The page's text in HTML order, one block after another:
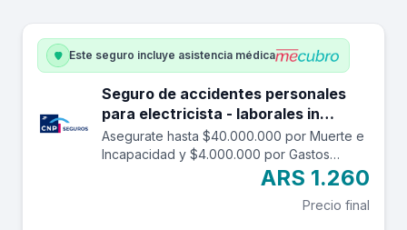
Este seguro incluye asistencia médica
Seguro de accidentes personales
para electricista - laborales in
itinere hasta 40.000.000.
Asegurate hasta $40.000.000 por Muerte e
Incapacidad y $4.000.000 por Gastos
Médicos contra accidentes mientras estás
trabajando y en el trayecto in itinere. Las
edades aceptadas son desde los 14 a los
ARS 1.260
Precio final